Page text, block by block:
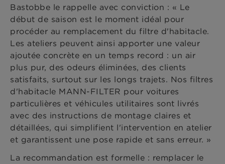
Bastobbe le rappelle avec conviction : « Le
début de saison est le moment idéal pour
procéder au remplacement du filtre d'habitacle.
Les ateliers peuvent ainsi apporter une valeur
ajoutée concrète en un temps record : un air
plus pur, des odeurs éliminées, des clients
satisfaits, surtout sur les longs trajets. Nos filtres
d'habitacle MANN-FILTER pour voitures
particulières et véhicules utilitaires sont livrés
avec des instructions de montage claires et
détaillées, qui simplifient l'intervention en atelier
et garantissent une pose rapide et sans erreur. »
La recommandation est formelle : remplacer le